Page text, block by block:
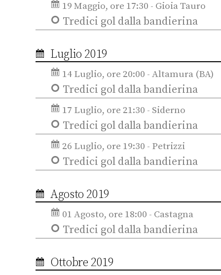
19 Maggio, ore 17:30 - Gioia Tauro
Tredici gol dalla bandierina
Luglio 2019
14 Luglio, ore 20:00 - Altamura (BA)
Tredici gol dalla bandierina
17 Luglio, ore 21:30 - Siderno
Tredici gol dalla bandierina
26 Luglio, ore 19:30 - Petrizzi
Tredici gol dalla bandierina
Agosto 2019
01 Agosto, ore 18:00 - Castagna
Tredici gol dalla bandierina
Ottobre 2019